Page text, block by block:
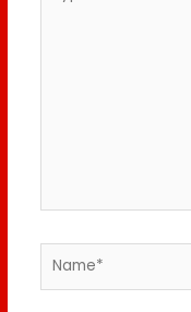
here..
Name*